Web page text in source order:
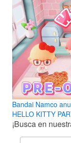
Bandai Namco
HELLO KITTY
¡Busca en